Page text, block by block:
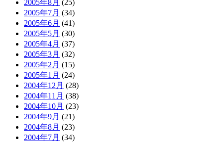
2005年8月 (25)
2005年7月 (34)
2005年6月 (41)
2005年5月 (30)
2005年4月 (37)
2005年3月 (32)
2005年2月 (15)
2005年1月 (24)
2004年12月 (28)
2004年11月 (38)
2004年10月 (23)
2004年9月 (21)
2004年8月 (23)
2004年7月 (34)